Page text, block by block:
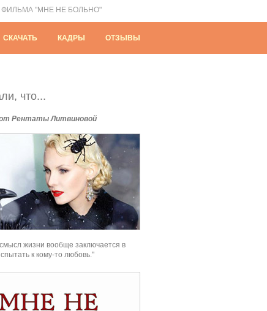
ФИЛЬМА "МНЕ НЕ БОЛЬНО"
СКАЧАТЬ КАДРЫ ОТЗЫВЫ
что...
Рентаты Литвиновой
жизни вообще заключается в
к кому-то любовь."